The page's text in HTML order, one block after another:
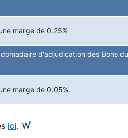
marge de 0.25%
d'adjudication des Bons du
marge de 0.05%.
ici.